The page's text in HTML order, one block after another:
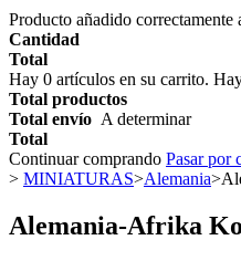
Producto añadido correctamente
Cantidad
Total
Hay 0 artículos en su carrito.
Total productos
Total envío A determinar
Total
Continuar comprando Pasar por
> MINIATURAS>Alemania>
Alemania-Afrika